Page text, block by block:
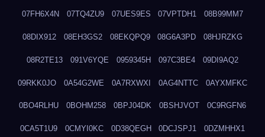
07FH6X4N 07TQ4ZU9 07UES9ES 07VPTDH1 08B99MM7
08DIX912 08EH3GS2 08EKQPQ9 08G6A3PD 08HJRZKG
08R2TE13 091V6YQE 0959345H 097C3BE4 09DI9AQ2
09RKK0JO 0A54G2WE 0A7RXWXI 0AG4NTTC 0AYXMFKC
0BO4RLHU 0BOHM258 0BPJ04DK 0BSHJVOT 0C9RGFN6
0CA5T1U9 0CMYI0KC 0D38QEGH 0DCJSPJ1 0DZMHHX1